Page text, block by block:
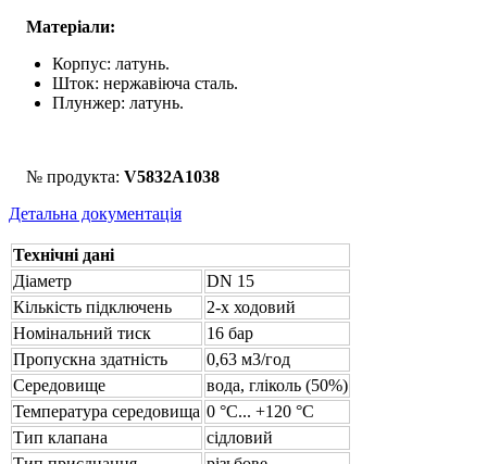
Матеріали:
Корпус: латунь.
Шток: нержавіюча сталь.
Плунжер: латунь.
№ продукта: V5832A1038
Детальна документація
Технічні дані
Діаметр
DN 15
Кількість підключень
2-х ходовий
Номінальний тиск
16 бар
Пропускна здатність
0,63 м3/год
Середовище
вода, гліколь (50%)
Температура середовища 0 °С... +120 °С
Тип клапана
сідловий